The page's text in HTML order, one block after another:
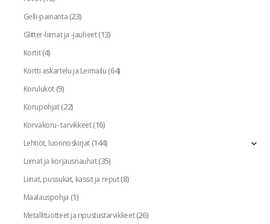
Gelli-painanta(23)
Glitter-liimat ja -jauheet(13)
Kortit(4)
Kortti askartelu ja Leimailu(64)
Korulukot(9)
Korupohjat(22)
Korvakoru- tarvikkeet(16)
Lehtiöt, luonnoskirjat(144)
Liimat ja korjausnauhat(35)
Liinat, pussukat, kassit ja reput(8)
Maalauspohja (1)
Metallituotteet ja ripustustarvikkeet(26)